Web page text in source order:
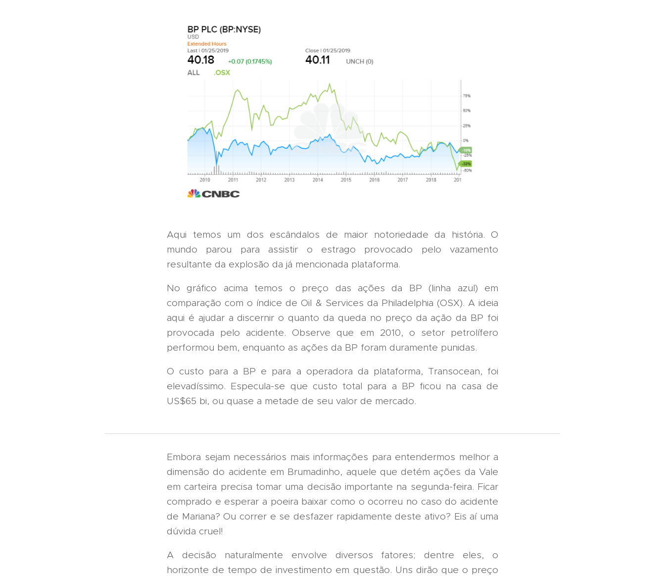
Aqui temos um dos escândalos de maior notoriedade da história. O
mundo parou para assistir o estrago provocado pelo vazamento
resultante da explosão da já mencionada plataforma.
No gráfico acima temos o preço das ações da BP (linha azul) em
comparação com o índice de Oil & Services da Philadelphia (OSX). A ideia
aqui é ajudar a discernir o quanto da queda no preço da ação da BP foi
provocada pelo acidente. Observe que em 2010, o setor petrolífero
performou bem, enquanto as ações da BP foram duramente punidas.
O custo para a BP e para a operadora da plataforma, Transocean, foi
elevadíssimo. Especula-se que custo total para a BP ficou na casa de
US$65 bi, ou quase a metade de seu valor de mercado.
Embora sejam necessários mais informações para entendermos melhor a
dimensão do acidente em Brumadinho, aquele que detém ações da Vale
em carteira precisa tomar uma decisão importante na segunda-feira. Ficar
comprado e esperar a poeira baixar como o ocorreu no caso do acidente
de Mariana? Ou correr e se desfazer rapidamente deste ativo? Eis aí uma
dúvida cruel!
A decisão naturalmente envolve diversos fatores; dentre eles, o
horizonte de tempo de investimento em questão. Uns dirão que o preço